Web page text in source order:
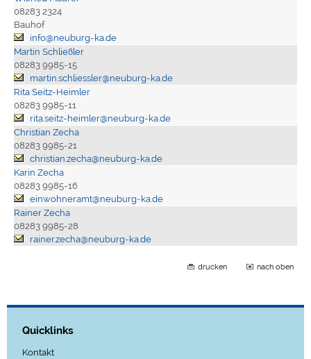
08283 2324
Bauhof
info@neuburg-ka.de
Martin Schließler
08283 9985-15
martin.schliessler@neuburg-ka.de
Rita Seitz-Heimler
08283 9985-11
rita.seitz-heimler@neuburg-ka.de
Christian Zecha
08283 9985-21
christian.zecha@neuburg-ka.de
Karin Zecha
08283 9985-16
einwohneramt@neuburg-ka.de
Rainer Zecha
08283 9985-28
rainer.zecha@neuburg-ka.de
drucken nach oben
Quicklinks
Kontakt